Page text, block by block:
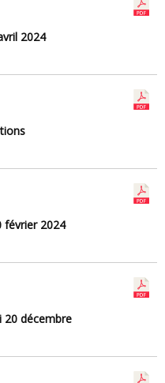
2024
février 2024
20 décembre